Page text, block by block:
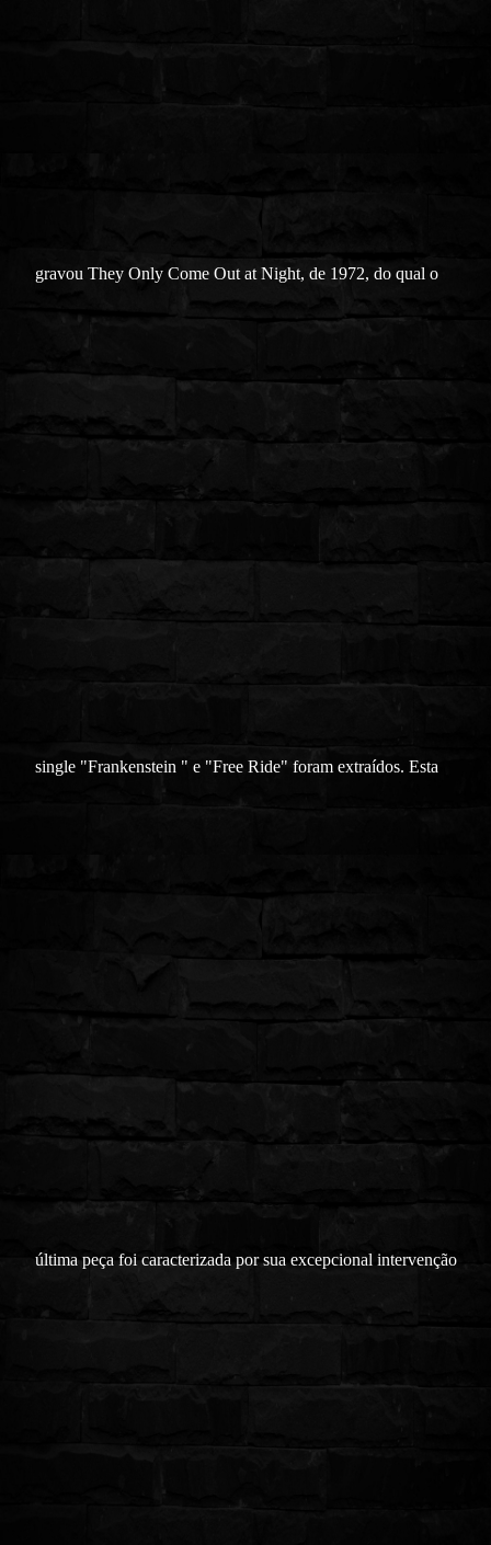
gravou They Only Come Out at Night, de 1972, do qual o
single "Frankenstein " e "Free Ride" foram extraídos. Esta
última peça foi caracterizada por sua excepcional intervenção